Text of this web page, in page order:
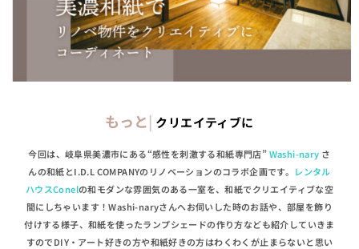
もっと クリエイティブに
今回は、岐阜県美濃市にある“感性を刺激する和紙専門店”Washi-nary さ
んの和紙とI.D.L COMPANYのリノベーションのコラボ企画です。 レンタル
ハウスConelの和モダンな雰囲気のある一室を、和紙でクリエイティブな空
間にしちゃいます！Washi-naryさんへお伺いした時のお話や、部屋を飾り
付けする様子、和紙を使ったランプシェードの作り方なども紹介していきま
すのでDIY・アート好きの方や和紙好きの方はわくわくが止まらないと思い